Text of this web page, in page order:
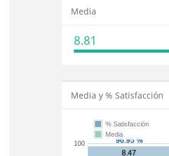
Media
8.81
Media y % Satisfacción
100
% Satisfacción
Media